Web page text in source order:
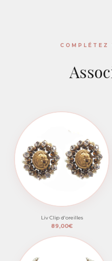
COMPLÉTEZ
Liv Clip d'oreilles
89,00€